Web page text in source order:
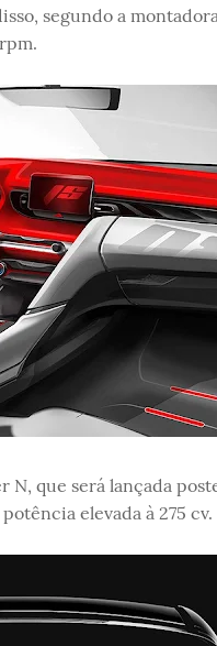
segundo a
N, que será lançada
elevada à 275 cv.